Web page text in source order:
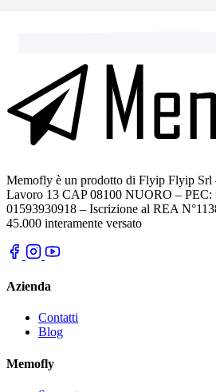
Memofly è un prodotto di Flyip Flyip Srl
Lavoro 13 CAP 08100 NUORO – PEC:
01593930918 – Iscrizione al REA
45.000 interamente versato
Azienda
Contatti
Blog
Memofly